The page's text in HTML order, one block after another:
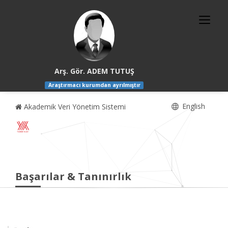
Arş. Gör. ADEM TUTUŞ
Araştırmacı kurumdan ayrılmıştır
Akademik Veri Yönetim Sistemi English
Başarılar & Tanınırlık